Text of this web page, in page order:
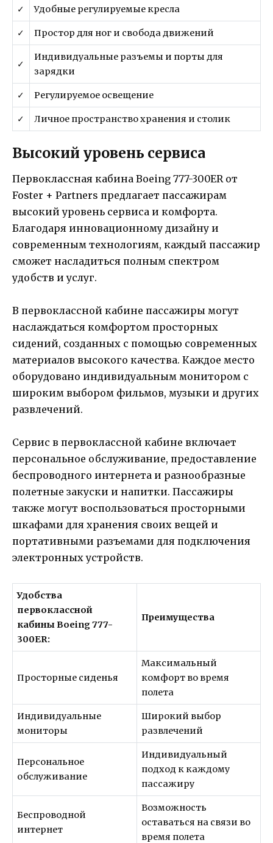
✓ Удобные регулируемые кресла
✓ Простор для ног и свобода движений
✓
Индивидуальные разъемы и порты для
зарядки
✓ Регулируемое освещение
✓ Личное пространство хранения и столик
Высокий уровень сервиса
Первоклассная кабина Boeing 777-300ER от
Foster + Partners предлагает пассажирам
высокий уровень сервиса и комфорта.
Благодаря инновационному дизайну и
современным технологиям, каждый пассажир
сможет насладиться полным спектром
удобств и услуг.
В первоклассной кабине пассажиры могут
наслаждаться комфортом просторных
сидений, созданных с помощью современных
материалов высокого качества. Каждое место
оборудовано индивидуальным монитором с
широким выбором фильмов, музыки и других
развлечений.
Сервис в первоклассной кабине включает
персональное обслуживание, предоставление
беспроводного интернета и разнообразные
полетные закуски и напитки. Пассажиры
также могут воспользоваться просторными
шкафами для хранения своих вещей и
портативными разъемами для подключения
электронных устройств.
Удобства
первоклассной
кабины Boeing 777-
300ER:
Преимущества
Просторные сиденья
Максимальный
комфорт во время
полета
Индивидуальные
мониторы
Широкий выбор
развлечений
Персональное
обслуживание
Индивидуальный
подход к каждому
пассажиру
Беспроводной
интернет
Возможность
оставаться на связи во
время полета